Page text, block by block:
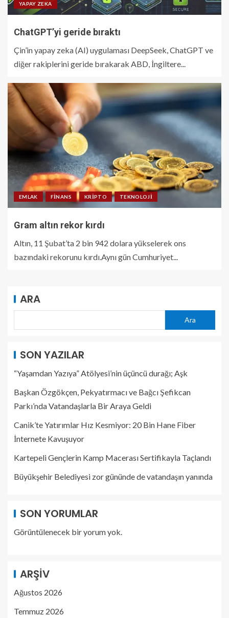
YAPAY ZEKA
ChatGPT’yi geride bıraktı
Çin’in yapay zeka (AI) uygulaması DeepSeek, ChatGPT ve
diğer rakiplerini geride bırakarak ABD, İngiltere...
EMLAK FINANS KRIPTO TEKNOLOJI
Gram altın rekor kırdı
Altın, 11 Şubat’ta 2 bin 942 dolara yükselerek ons
bazındaki rekorunu kırdı.Aynı gün Cumhuriyet...
ARA
Ara
SON YAZILAR
“Yaşamdan Yazıya” Atölyesi’nin üçüncü durağı; Aşk
Başkan Özgökçen, Pekyatırmacı ve Bağcı Şefikcan
Parkı’nda Vatandaşlarla Bir Araya Geldi
Canik’te Yatırımlar Hız Kesmiyor: 20 Bin Hane Fiber
İnternete Kavuşuyor
Kartepeli Gençlerin Kamp Macerası Sertifikayla Taçlandı
Büyükşehir Belediyesi zor gününde de vatandaşın yanında
SON YORUMLAR
Görüntülenecek bir yorum yok.
ARŞIV
Ağustos 2026
Temmuz 2026